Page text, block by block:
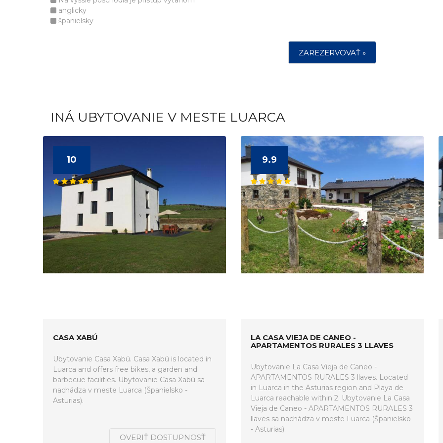
anglicky
španielsky
ZAREZERVOVAŤ »
INÁ UBYTOVANIE V MESTE LUARCA
10
CASA XABÚ
Ubytovanie Casa Xabú. Casa Xabú is located in
Luarca and offers free bikes, a garden and
barbecue facilities. Ubytovanie Casa Xabú sa
nachádza v meste Luarca (Španielsko -
Asturias).
OVERIŤ DOSTUPNOSŤ
9.9
LA CASA VIEJA DE CANEO -
APARTAMENTOS RURALES 3 LLAVES
Ubytovanie La Casa Vieja de Caneo -
APARTAMENTOS RURALES 3 llaves. Located
in Luarca in the Asturias region and Playa de
Luarca reachable within 2. Ubytovanie La Casa
Vieja de Caneo - APARTAMENTOS RURALES 3
llaves sa nachádza v meste Luarca (Španielsko
- Asturias).